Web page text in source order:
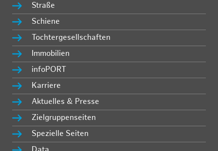
Straße
Schiene
Tochtergesellschaften
Immobilien
infoPORT
Karriere
Aktuelles & Presse
Zielgruppenseiten
Spezielle Seiten